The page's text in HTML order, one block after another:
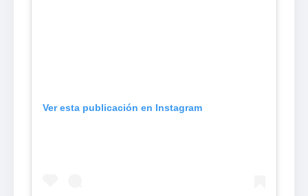
Ver esta publicación en Instagram